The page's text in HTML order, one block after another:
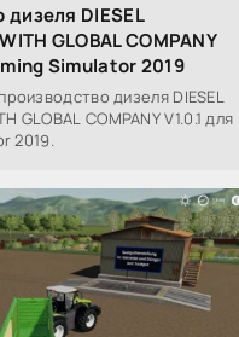
DIESEL
GLOBAL COMPANY
Simulator 2019
дизеля DIESEL
GLOBAL COMPANY V1.0.1 для
2019.